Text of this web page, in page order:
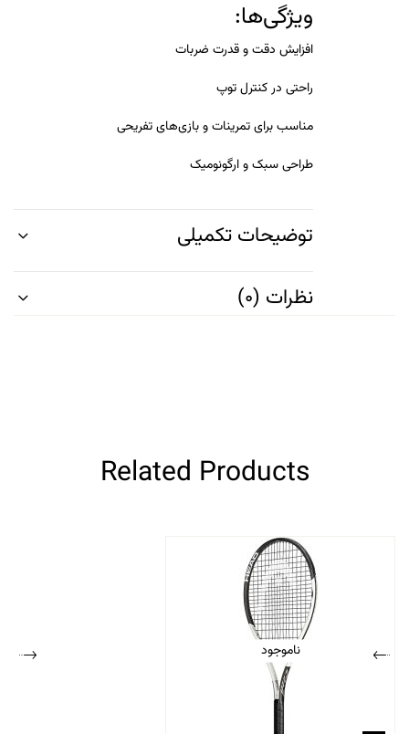
ویژگی‌ها:
افزایش دقت و قدرت ضربات
راحتی در کنترل توپ
مناسب برای تمرینات و بازی‌های تفریحی
طراحی سبک و ارگونومیک
توضیحات تکمیلی
نظرات (0)
Related Products
ناموجود